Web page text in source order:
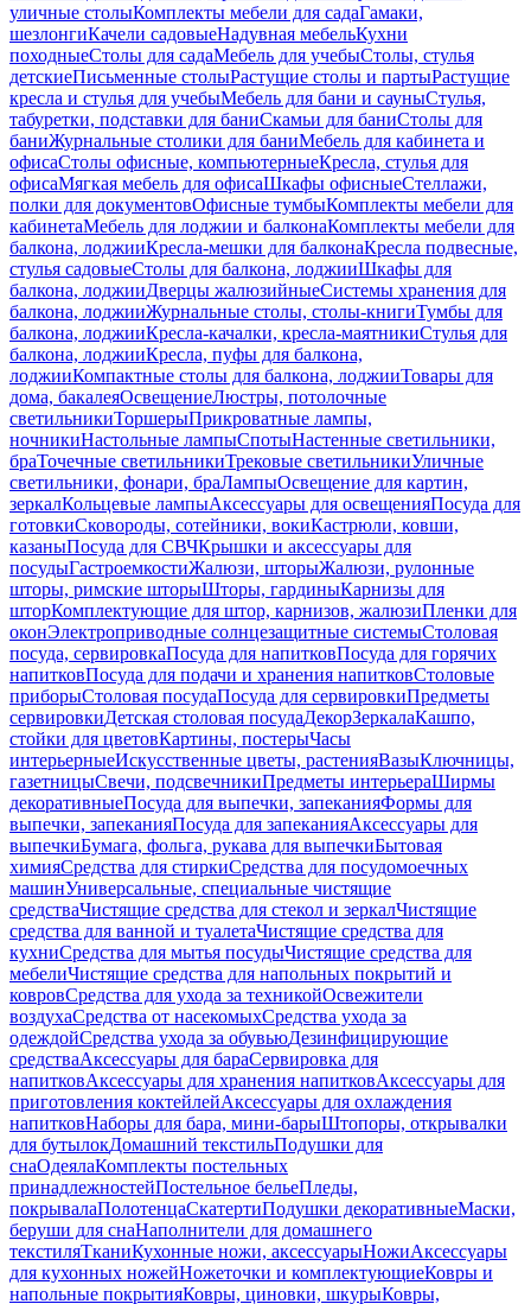
уличные столыКомплекты мебели для садаГамаки,
шезлонгиКачели садовыеНадувная мебельКухни
походныеСтолы для садаМебель для учебыСтолы, стулья
детскиеПисьменные столыРастущие столы и партыРастущие
кресла и стулья для учебыМебель для бани и сауныСтулья,
табуретки, подставки для баниСкамьи для баниСтолы для
баниЖурнальные столики для баниМебель для кабинета и
офисаСтолы офисные, компьютерныеКресла, стулья для
офисаМягкая мебель для офисаШкафы офисныеСтеллажи,
полки для документовОфисные тумбыКомплекты мебели для
кабинетаМебель для лоджии и балконаКомплекты мебели для
балкона, лоджииКресла-мешки для балконаКресла подвесные,
стулья садовыеСтолы для балкона, лоджииШкафы для
балкона, лоджииДверцы жалюзийныеСистемы хранения для
балкона, лоджииЖурнальные столы, столы-книгиТумбы для
балкона, лоджииКресла-качалки, кресла-маятникиСтулья для
балкона, лоджииКресла, пуфы для балкона,
лоджииКомпактные столы для балкона, лоджииТовары для
дома, бакалеяОсвещениеЛюстры, потолочные
светильникиТоршерыПрикроватные лампы,
ночникиНастольные лампыСпотыНастенные светильники,
браТочечные светильникиТрековые светильникиУличные
светильники, фонари, браЛампыОсвещение для картин,
зеркалКольцевые лампыАксессуары для освещенияПосуда для
готовкиСковороды, сотейники, вокиКастрюли, ковши,
казаныПосуда для СВЧКрышки и аксессуары для
посудыГастроемкостиЖалюзи, шторыЖалюзи, рулонные
шторы, римские шторыШторы, гардиныКарнизы для
шторКомплектующие для штор, карнизов, жалюзиПленки для
оконЭлектроприводные солнцезащитные системыСтоловая
посуда, сервировкаПосуда для напитковПосуда для горячих
напитковПосуда для подачи и хранения напитковСтоловые
приборыСтоловая посудаПосуда для сервировкиПредметы
сервировкиДетская столовая посудаДекорЗеркалаКашпо,
стойки для цветовКартины, постерыЧасы
интерьерныеИскусственные цветы, растенияВазыКлючницы,
газетницыСвечи, подсвечникиПредметы интерьераШирмы
декоративныеПосуда для выпечки, запеканияФормы для
выпечки, запеканияПосуда для запеканияАксессуары для
выпечкиБумага, фольга, рукава для выпечкиБытовая
химияСредства для стиркиСредства для посудомоечных
машинУниверсальные, специальные чистящие
средстваЧистящие средства для стекол и зеркалЧистящие
средства для ванной и туалетаЧистящие средства для
кухниСредства для мытья посудыЧистящие средства для
мебелиЧистящие средства для напольных покрытий и
ковровСредства для ухода за техникойОсвежители
воздухаСредства от насекомыхСредства ухода за
одеждойСредства ухода за обувьюДезинфицирующие
средстваАксессуары для бараСервировка для
напитковАксессуары для хранения напитковАксессуары для
приготовления коктейлейАксессуары для охлаждения
напитковНаборы для бара, мини-барыШтопоры, открывалки
для бутылокДомашний текстильПодушки для
снаОдеялаКомплекты постельных
принадлежностейПостельное бельеПледы,
покрывалаПолотенцаСкатертиПодушки декоративныеМаски,
беруши для снаНаполнители для домашнего
текстиляТканиКухонные ножи, аксессуарыНожиАксессуары
для кухонных ножейНожеточки и комплектующиеКовры и
напольные покрытияКовры, циновки, шкурыКовры,